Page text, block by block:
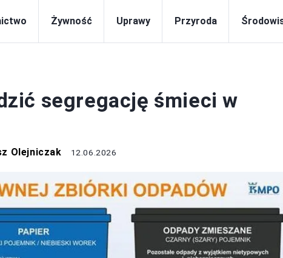
Żywność Uprawy Przyroda
segregację śmieci w
Olejniczak 12.06.2026